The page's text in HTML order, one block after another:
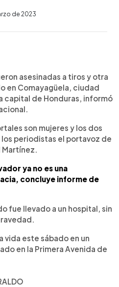
de 2023
asesinadas a tiros y otra
en Comayagüela, ciudad
capital de Honduras, informó
son mujeres y los dos
periodistas el portavoz de
Martínez.
ya no es una
concluye informe de
fue llevado a un hospital, sin
vida este sábado en un
en la Primera Avenida de